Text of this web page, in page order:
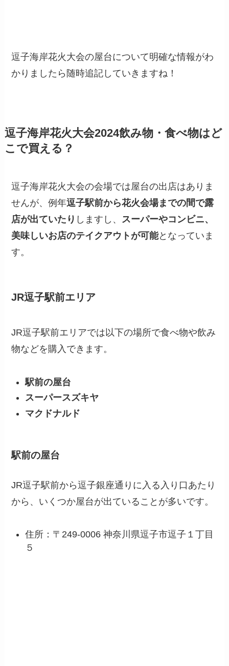
逗子海岸花火大会の屋台について明確な情報がわ
かりましたら随時追記していきますね！
逗子海岸花火大会2024飲み物・食べ物はど
こで買える？
逗子海岸花火大会の会場では屋台の出店はありま
せんが、例年逗子駅前から花火会場までの間で露
店が出ていたり しますし、 スーパーやコンビニ、
美味しいお店のテイクアウトが可能となっていま
す。
JR逗子駅前エリア
JR逗子駅前エリアでは以下の場所で食べ物や飲み
物などを購入できます。
駅前の屋台
スーパースズキヤ
マクドナルド
駅前の屋台
JR逗子駅前から逗子銀座通りに入る入り口あたり
から、いくつか屋台が出ていることが多いです。
住所：〒249-0006 神奈川県逗子市逗子１丁目
５